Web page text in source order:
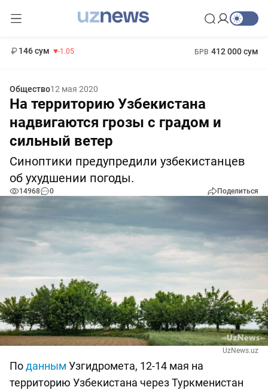
146 сум -1.05 БРВ 412 000 сум
Общество12 мая 2020
На территорию Узбекистана
надвигаются грозы с градом и
сильный ветер
Синоптики предупредили узбекистанцев
об ухудшении погоды.
14968 0 Поделиться
UzNews.uz
Поданным Узгидромета, 12-14 мая на
территорию Узбекистана через Туркменистан